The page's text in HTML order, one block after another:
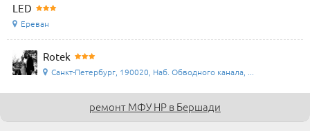
LED
Ереван
Rotek
Санкт-Петербург, 190020, Наб. Обводного канала, ...
ремонт МФУ HP в Бершади